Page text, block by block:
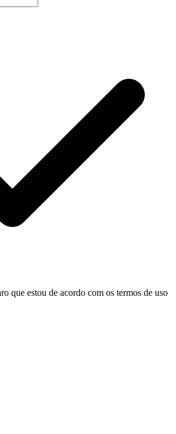
que estou de acordo com os termos de uso